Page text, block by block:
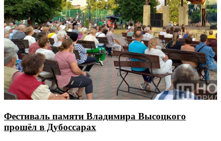
Фестиваль памяти Владимира Высоцкого
прошёл в Дубоссарах